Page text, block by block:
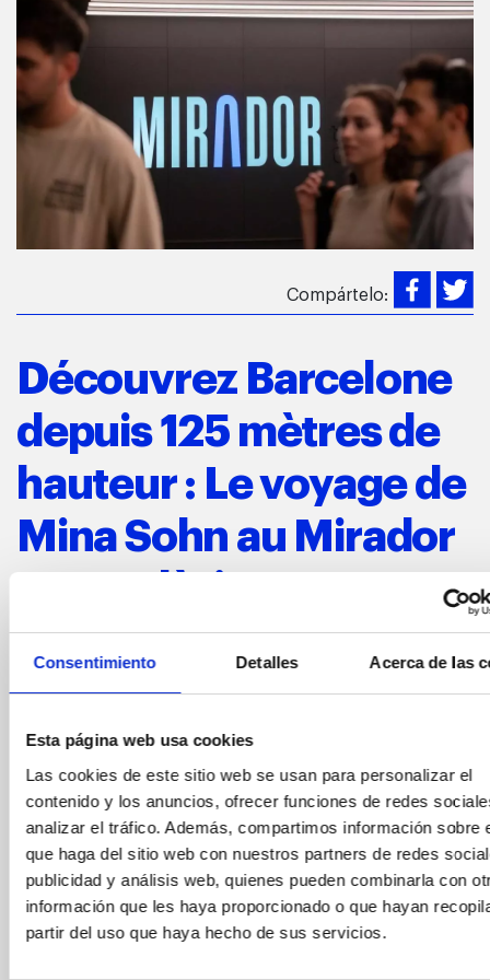
Consentimiento Detalles Acerca de las
Esta página web usa cookies
Las cookies de este sitio web se usan para personalizar el
contenido y los anuncios, ofrecer funciones de redes
analizar el tráfico. Además, compartimos información sobre
que haga del sitio web con nuestros partners de redes
publicidad y análisis web, quienes pueden combinarla con
información que les haya proporcionado o que hayan
partir del uso que haya hecho de sus servicios.
Compártelo:
Découvrez Barcelone
depuis 125 mètres de
hauteur : Le voyage de
Mina Sohn au Mirador
torre Glòries
novembre 3, 2023
Commentuneinfluenceusevit-elle visiteauMirador
torreGlòries? Latalentueuseyoutubeusecoréenne
traverslesinstallationsdu Mirador,
Barcelone
dernièrevidéosur YouTube.
Leparcoursde Mina SohnauMirador
torreGlòries
L’influenceuse coréenne commence son voyage à
l’extérieur de la Torre Glòries, pour s’émerveiller tout
d’abord devant l’emblématique bâtiment du skyline de